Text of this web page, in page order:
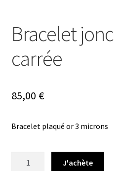
Bracelet
carrée
85,00 €
Bracelet plaqué or 3 microns
J'achète